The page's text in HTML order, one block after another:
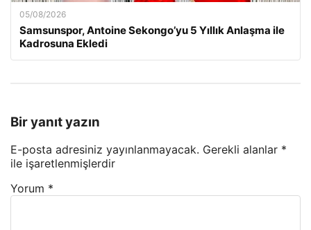
05/08/2026
Samsunspor, Antoine Sekongo’yu 5 Yıllık Anlaşma ile
Kadrosuna Ekledi
Bir yanıt yazın
E-posta adresiniz yayınlanmayacak. Gerekli alanlar *
ile işaretlenmişlerdir
Yorum *